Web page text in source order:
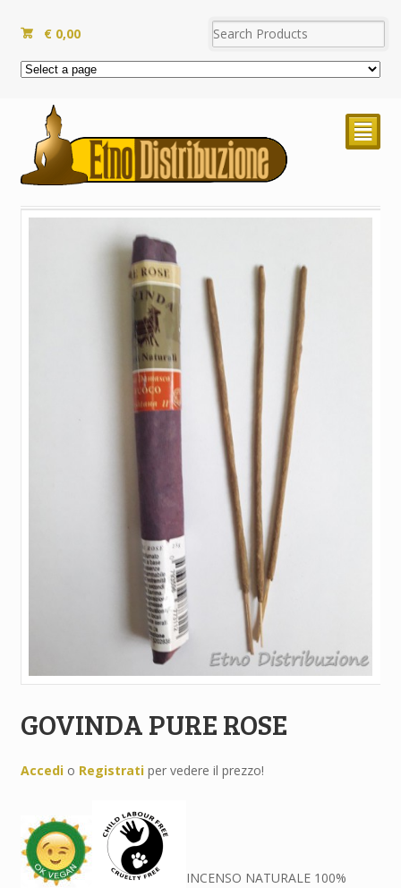
€ 0,00
²
GOVINDA PURE ROSE
Accedio Registratiper vedere il prezzo!
INCENSO NATURALE 100%